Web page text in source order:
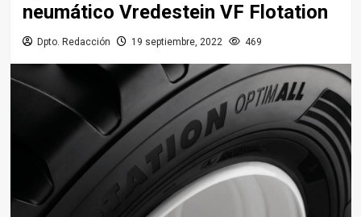
neumático Vredestein VF Flotation
Dpto. Redacción 19 septiembre, 2022 469